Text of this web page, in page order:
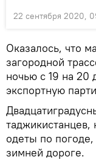
22 сентября 2020,
Оказалось, что
загородной
ночью с 19 на 20
экспортную
одеты по
зимней дороге.